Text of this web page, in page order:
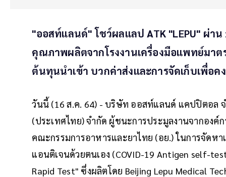
"ออสท์แลนด์" โชว์ผลแลป ATK "LEPU" ผ่า
คุณภาพผลิตจากโรงงานเครื่องมือแพทย์มา
ต้นทุนนำเข้า บวกค่าส่งและการจัดเก็บเพื่อ
วันนี้ (16 ส.ค. 64) - บริษัท ออสท์แลนด์ แคปปิตอล
(ประเทศไทย) จำกัด ผู้ชนะการประมูลงานจากอง
คณะกรรมการอาหารและยาไทย (อย.) ในการจัด
แอนติเจนด้วยตนเอง (COVID-19 Antigen self-
Rapid Test" ซึ่งผลิตโดย Beijing Lepu Medical